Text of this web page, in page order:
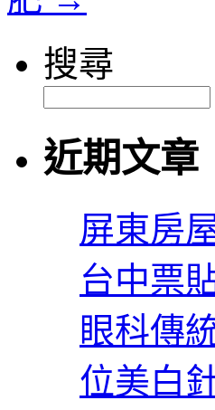
搜尋
近期文章
屏東房
台中票
眼科傳
位美白